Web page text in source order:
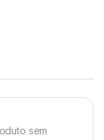
sem